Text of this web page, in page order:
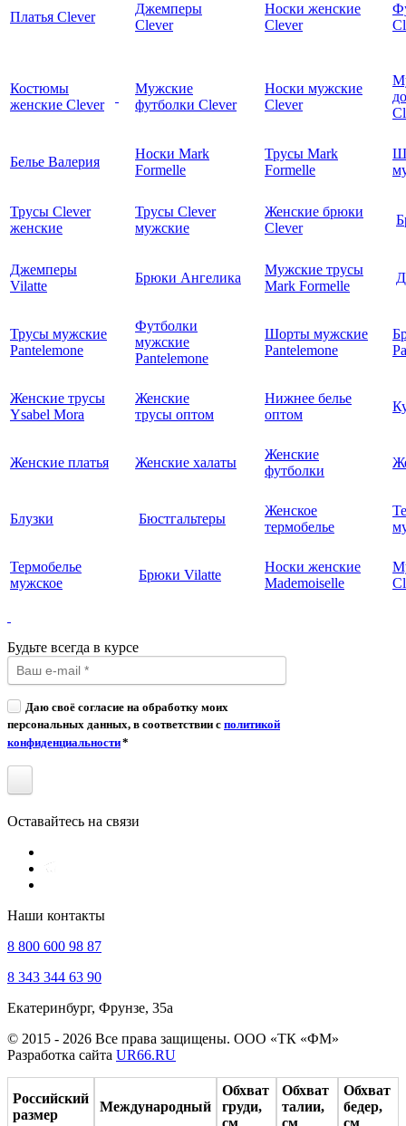
Платья Clever
Джемперы
Clever
Носки женские
Clever
Костюмы
женские Clever
Мужские
футболки Clever
Носки мужские
Clever
Белье Валерия
Носки Mark
Formelle
Трусы Mark
Formelle
Трусы Clever
женские
Трусы Clever
мужские
Женские брюки
Clever
Джемперы
Vilatte
Брюки Ангелика
Мужские трусы
Mark Formelle
Трусы мужские
Pantelemone
Футболки
мужские
Pantelemone
Шорты мужские
Pantelemone
Женские трусы
Ysabel Mora
Женские
трусы оптом
Нижнее белье
оптом
Женские платья Женские халаты
Женские
футболки
Блузки Бюстгальтеры
Женское
термобелье
Термобелье
мужское
Брюки Vilatte
Носки женские
Mademoiselle
Будьте всегда в курсе
Даю своё согласие на обработку моих
персональных данных, в соответствии с политикой
конфиденциальности*
Оставайтесь на связи
Наши контакты
8 800 600 98 87
8 343 344 63 90
Екатеринбург, Фрунзе, 35а
© 2015 - 2026 Все права защищены. ООО «ТК «ФМ»
Разработка сайта UR66.RU
Российский
размер
Международный
Обхват
груди,
см
Обхват
талии,
см
Обхват
бедер,
см